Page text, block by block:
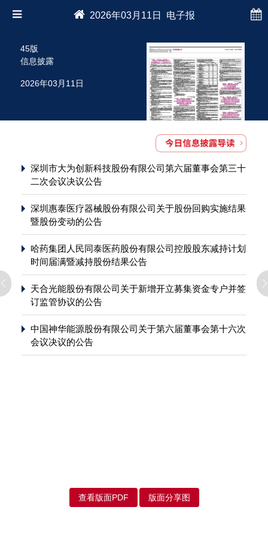
2026年03月11日 电子报
45版
信息披露
2026年03月11日
深圳市大为创新科技股份有限公司第六届董事会第三十
二次会议决议公告
深圳惠泰医疗器械股份有限公司关于股份回购实施结果
暨股份变动的公告
哈药集团人民同泰医药股份有限公司控股股东减持计划
时间届满暨减持股份结果公告
天合光能股份有限公司关于新增开立募集资金专户并签
订监管协议的公告
中国神华能源股份有限公司关于第六届董事会第十六次
会议决议的公告
查看版面PDF 版面分享图